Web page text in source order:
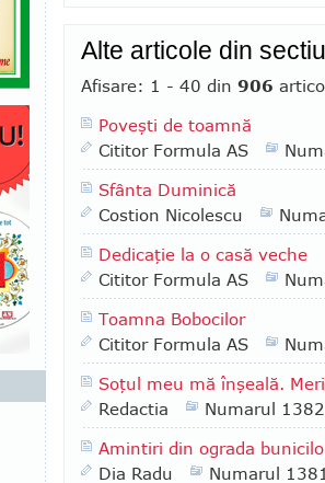
Alte articole din
Afisare: 1 - 40 din 906
Poveşti de toamnă
Cititor Formula AS
Sfânta Duminică
Costion Nicolescu
Dedicaţie la o casă veche
Cititor Formula AS
Toamna Bobocilor
Cititor Formula AS
Soţul meu mă înşeală.
Redactia
Numarul 1382
Amintiri din ograda
Dia Radu
Numarul